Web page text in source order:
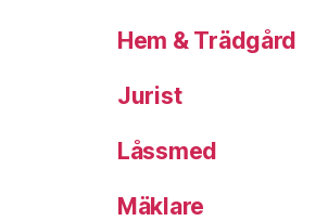
Hem & Trädgård
Jurist
Låssmed
Mäklare